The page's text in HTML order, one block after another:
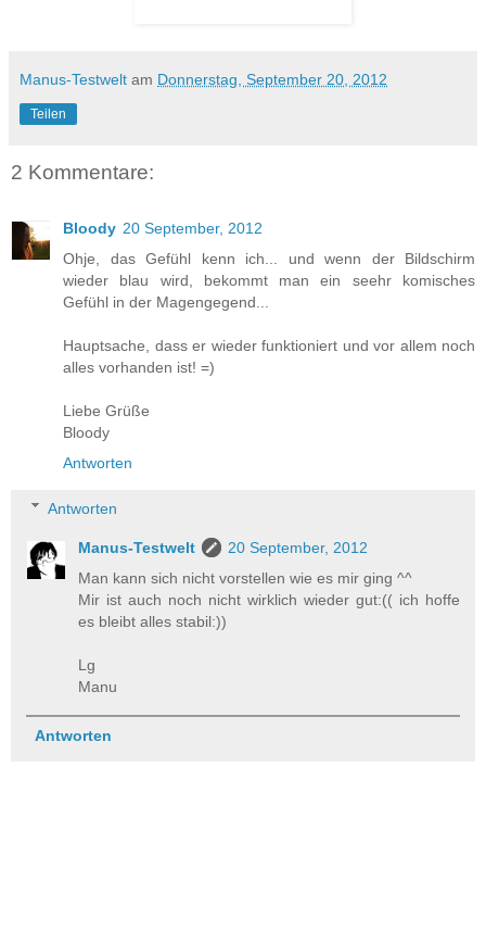
Manus-Testwelt am Donnerstag, September 20, 2012
Teilen
2 Kommentare:
Bloody 20 September, 2012
Ohje, das Gefühl kenn ich... und wenn der Bildschirm
wieder blau wird, bekommt man ein seehr komisches
Gefühl in der Magengegend...
Hauptsache, dass er wieder funktioniert und vor allem noch
alles vorhanden ist! =)
Liebe Grüße
Bloody
Antworten
Antworten
Manus-Testwelt
20 September, 2012
Man kann sich nicht vorstellen wie es mir ging ^^
Mir ist auch noch nicht wirklich wieder gut:(( ich hoffe
es bleibt alles stabil:))
Lg
Manu
Antworten